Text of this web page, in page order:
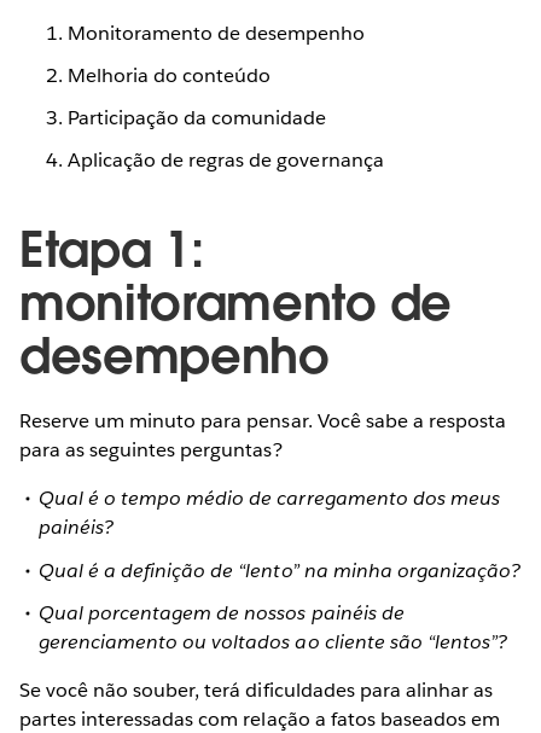
Monitoramento de desempenho
Melhoria do conteúdo
Participação da comunidade
Aplicação de regras de governança
Etapa 1:
monitoramento de
desempenho
Reserve um minuto para pensar. Você sabe a resposta
para as seguintes perguntas?
Qual é o tempo médio de carregamento dos meus
painéis?
Qual é a definição de “lento” na minha organização?
Qual porcentagem de nossos painéis de
gerenciamento ou voltados ao cliente são “lentos”?
Se você não souber, terá dificuldades para alinhar as
partes interessadas com relação a fatos baseados em